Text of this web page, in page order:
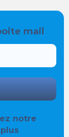
mail
notre